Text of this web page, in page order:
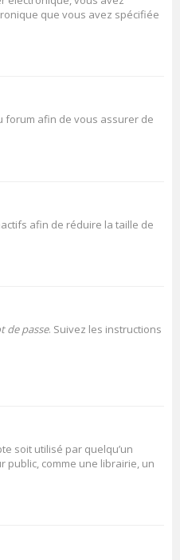
que vous avez spécifiée
forum afin de vous assurer de
afin de réduire la taille de
de passe. Suivez les instructions
soit utilisé par quelqu’un
public, comme une librairie, un